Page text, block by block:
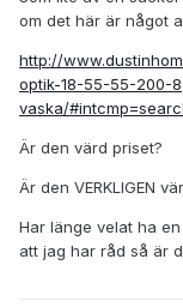
om det här är något
http://
optik-18-55-55-200-
vaska/
Är den värd priset?
Är den VERKLIGEN
Har länge velat ha
att jag har råd så är